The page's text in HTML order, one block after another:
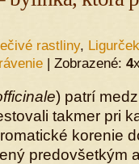
rastliny, Ligurček
| Zobrazené: 4
) patrí
takmer pri
korenie
predovšetkým